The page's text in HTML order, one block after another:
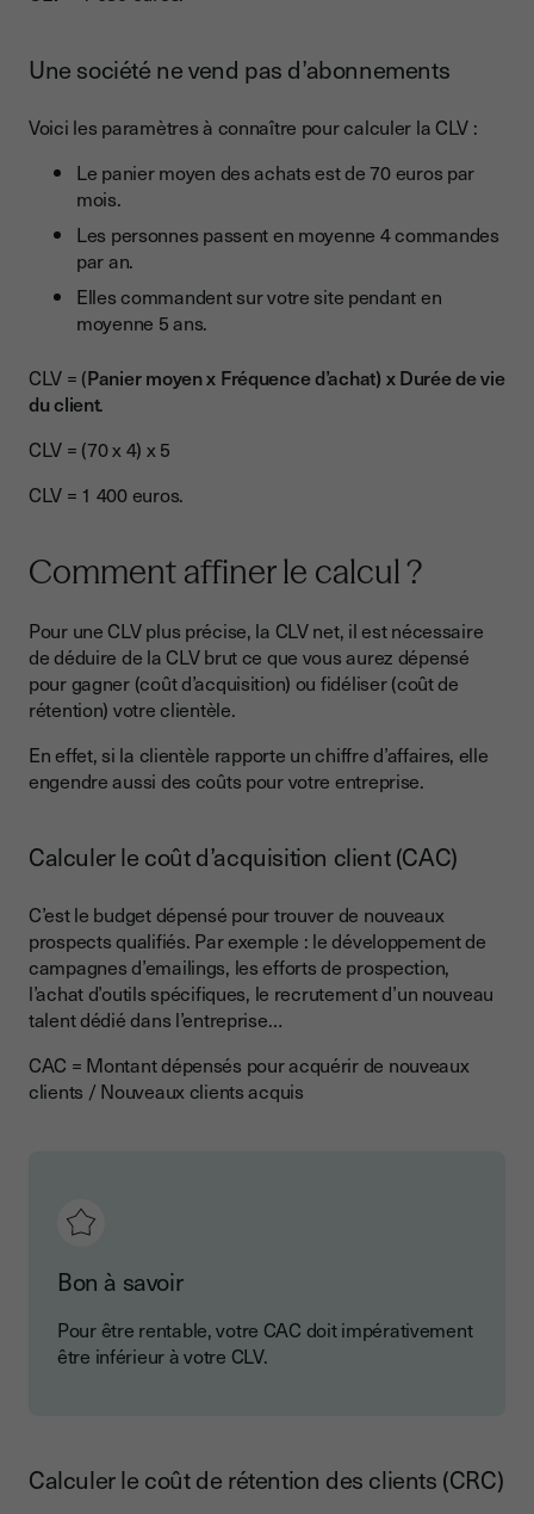
Une société ne vend pas d’abonnements
Voici les paramètres à connaître pour calculer la CLV :
Le panier moyen des achats est de 70 euros par
mois.
Les personnes passent en moyenne 4 commandes
par an.
Elles commandent sur votre site pendant en
moyenne 5 ans.
CLV = (Panier moyen x Fréquence d’achat) x Durée de vie
du client.
CLV = (70 x 4) x 5
CLV = 1 400 euros.
Comment affiner le calcul ?
Pour une CLV plus précise, la CLV net, il est nécessaire
de déduire de la CLV brut ce que vous aurez dépensé
pour gagner (coût d’acquisition) ou fidéliser (coût de
rétention) votre clientèle.
En effet, si la clientèle rapporte un chiffre d’affaires, elle
engendre aussi des coûts pour votre entreprise.
Calculer le coût d’acquisition client (CAC)
C’est le budget dépensé pour trouver de nouveaux
prospects qualifiés. Par exemple : le développement de
campagnes d’emailings, les efforts de prospection,
l’achat d’outils spécifiques, le recrutement d’un nouveau
talent dédié dans l’entreprise…
CAC = Montant dépensés pour acquérir de nouveaux
clients / Nouveaux clients acquis
Bon à savoir
Pour être rentable, votre CAC doit impérativement
être inférieur à votre CLV.
Calculer le coût de rétention des clients (CRC)